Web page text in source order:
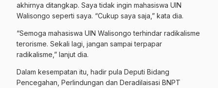
akhirnya ditangkap. Saya tidak ingin mahasiswa UIN
Walisongo seperti saya. “Cukup saya saja,” kata dia.
“Semoga mahasiswa UIN Walisongo terhindar radikalisme
terorisme. Sekali lagi, jangan sampai terpapar
radikalisme,” lanjut dia.
Dalam kesempatan itu, hadir pula Deputi Bidang
Pencegahan, Perlindungan dan Deradilaisasi BNPT